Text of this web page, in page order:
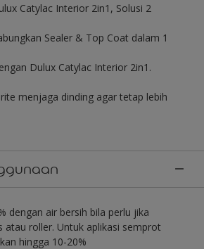
Catylac Interior 2in1, Solusi 2
Sealer & Top Coat dalam 1
Dulux Catylac Interior 2in1.
menjaga dinding agar tetap lebih
dengan air bersih bila perlu jika
atau roller. Untuk aplikasi semprot
hingga 10-20%